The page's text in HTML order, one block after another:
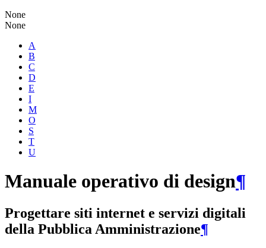
None
None
A
B
C
D
E
I
M
O
S
T
U
Manuale operativo di design¶
Progettare siti internet e servizi digitali
della Pubblica Amministrazione¶